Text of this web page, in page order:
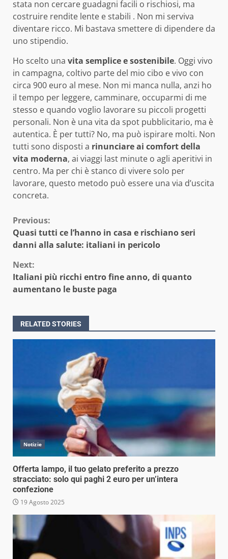
stata non cercare guadagni facili o rischiosi, ma
costruire rendite lente e stabili . Non mi serviva
diventare ricco. Mi bastava smettere di dipendere da
uno stipendio.
Ho scelto una vita semplice e sostenibile. Oggi vivo
in campagna, coltivo parte del mio cibo e vivo con
circa 900 euro al mese. Non mi manca nulla, anzi ho
il tempo per leggere, camminare, occuparmi di me
stesso e quando voglio lavorare su piccoli progetti
personali. Non è una vita da spot pubblicitario, ma è
autentica. È per tutti? No, ma può ispirare molti. Non
tutti sono disposti a rinunciare ai comfort della
vita moderna, ai viaggi last minute o agli aperitivi in
centro. Ma per chi è stanco di vivere solo per
lavorare, questo metodo può essere una via d’uscita
concreta.
Continue
Reading
Previous:
Quasi tutti ce l’hanno in casa e rischiano seri
danni alla salute: italiani in pericolo
Next:
Italiani più ricchi entro fine anno, di quanto
aumentano le buste paga
RELATED STORIES
Notizie
Offerta lampo, il tuo gelato preferito a prezzo
stracciato: solo qui paghi 2 euro per un’intera
confezione
19 Agosto 2025